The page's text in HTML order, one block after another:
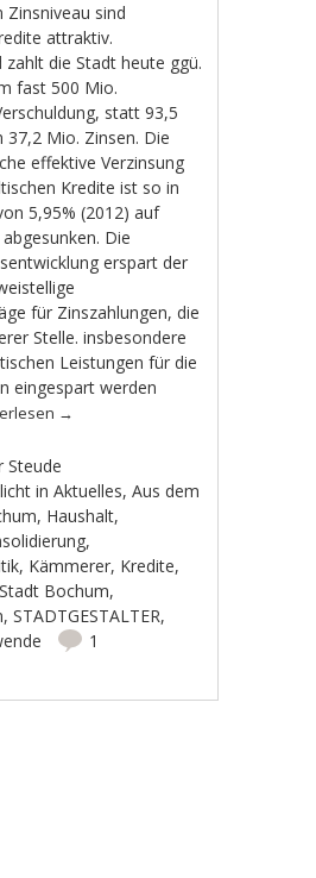
Zinsniveau sind
attraktiv.
zahlt die Stadt heute ggü.
fast 500 Mio.
statt 93,5
37,2 Mio. Zinsen. Die
effektive Verzinsung
Kredite ist so in
5,95% (2012) auf
Die
erspart der
für Zinszahlungen, die
Stelle. insbesondere
Leistungen für die
eingespart werden
→
Steude
inAktuelles,Aus dem
, Haushalt,
,
, Kämmerer, Kredite,
Stadt Bochum,
,STADTGESTALTER,
1